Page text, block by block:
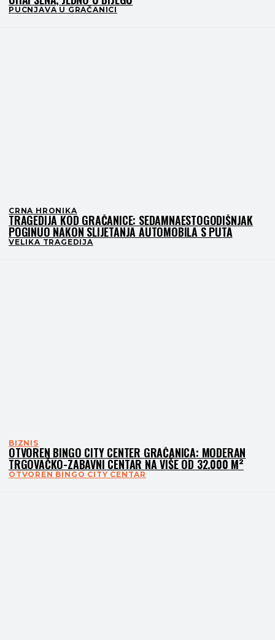
PUCNJAVA U GRAČANICI
CRNA HRONIKA
TRAGEDIJA KOD GRAČANICE: SEDAMNAESTOGODIŠNJAK
POGINUO NAKON SLIJETANJA AUTOMOBILA S PUTA
VELIKA TRAGEDIJA
BIZNIS
OTVOREN BINGO CITY CENTER GRAČANICA: MODERAN
TRGOVAČKO-ZABAVNI CENTAR NA VIŠE OD 32.000 M²
OTVOREN BINGO CITY CENTAR